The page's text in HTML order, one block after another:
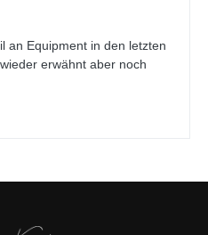
an Equipment in den letzten
erwähnt aber noch